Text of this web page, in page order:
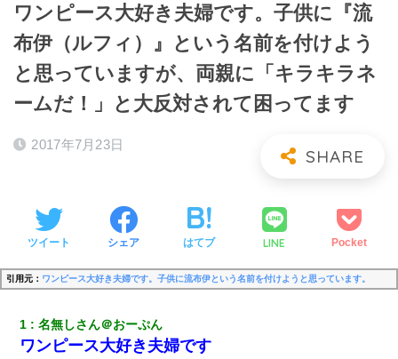
ワンピース大好き夫婦です。子供に『流
布伊（ルフィ）』という名前を付けよう
と思っていますが、両親に「キラキラネ
ームだ！」と大反対されて困ってます
2017年7月23日
ツイート シェア はてブ LINE Pocket
引用元： ワンピース大好き夫婦です。子供に流布伊という名前を付けようと思っています。
1 名無しさん＠おーぷん
ワンピース大好き夫婦です